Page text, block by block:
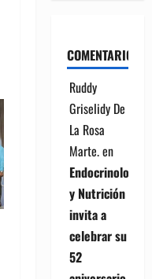
COMENTARIOS
Ruddy
Griselidy De
La Rosa
Marte.en
Endocrinología
y Nutrición
invita a
celebrar su
52